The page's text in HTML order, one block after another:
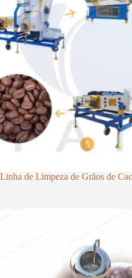
Linha de Limpeza de Grãos de